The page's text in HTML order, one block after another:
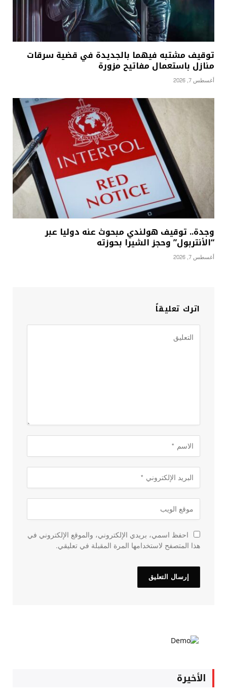
توقيف مشتبه فيهما بالجديدة في قضية سرقات
منازل باستعمال مفاتيح مزورة
أغسطس 7, 2026
وجدة.. توقيف هولندي مبحوث عنه دوليا عبر
“الأنتربول” وحجز الشيرا بحوزته
أغسطس 7, 2026
اترك تعليقاً
احفظ اسمي، بريدي الإلكتروني، والموقع الإلكتروني في
هذا المتصفح لاستخدامها المرة المقبلة في تعليقي.
الأخيرة